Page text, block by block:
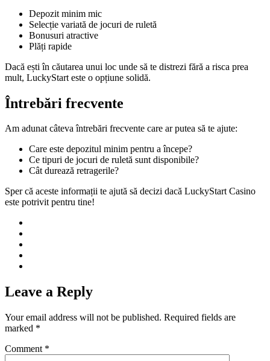
Depozit minim mic
Selecție variată de jocuri de ruletă
Bonusuri atractive
Plăți rapide
Dacă ești în căutarea unui loc unde să te distrezi fără a risca prea
mult, LuckyStart este o opțiune solidă.
Întrebări frecvente
Am adunat câteva întrebări frecvente care ar putea să te ajute:
Care este depozitul minim pentru a începe?
Ce tipuri de jocuri de ruletă sunt disponibile?
Cât durează retragerile?
Sper că aceste informații te ajută să decizi dacă LuckyStart Casino
este potrivit pentru tine!
Leave a Reply
Your email address will not be published. Required fields are
marked *
Comment *